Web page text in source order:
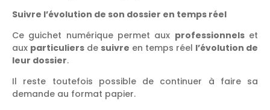
Suivre l’évolution de son dossier en temps réel
Ce guichet numérique permet aux professionnelset
aux particuliers de suivre en temps réel l’évolution de
leur dossier.
Il reste toutefois possible de continuer à faire sa
demande au format papier.